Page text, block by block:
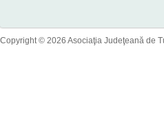
Copyright © 2026 Asociaţia Judeţeană de